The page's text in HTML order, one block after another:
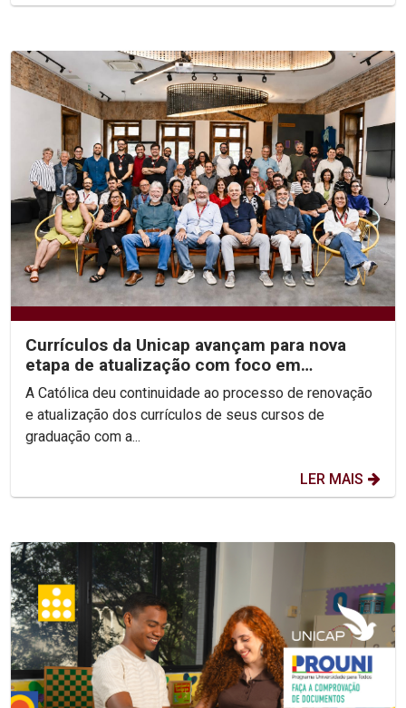
Currículos da Unicap avançam para nova
etapa de atualização com foco em
competências e habilidades
A Católica deu continuidade ao processo de renovação
e atualização dos currículos de seus cursos de
graduação com a...
LER MAIS